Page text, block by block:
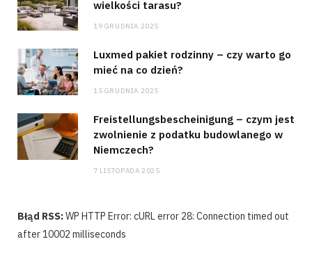
wielkości tarasu?
19 GRUDNIA 2025
Luxmed pakiet rodzinny – czy warto go
mieć na co dzień?
15 GRUDNIA 2025
Freistellungsbescheinigung – czym jest
zwolnienie z podatku budowlanego w
Niemczech?
7 LISTOPADA 2025
Błąd RSS:WP HTTP Error: cURL error 28: Connection timed out
after 10002 milliseconds